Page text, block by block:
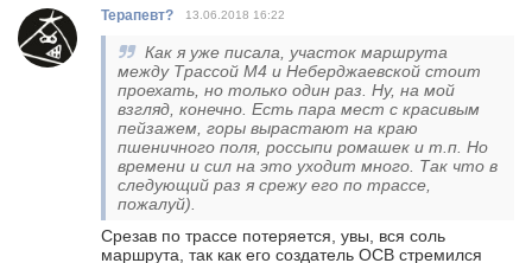
Терапевт? 13.06.2018 16:22
Как я уже писала, участок маршрута
между Трассой М4 и Неберджаевской стоит
проехать, но только один раз. Ну, на мой
взгляд, конечно. Есть пара мест с красивым
пейзажем, горы вырастают на краю
пшеничного поля, россыпи ромашек и т.п. Но
времени и сил на это уходит много. Так что в
следующий раз я срежу его по трассе,
пожалуй).
Срезав по трассе потеряется, увы, вся соль
маршрута, так как его создатель ОСВ стремился